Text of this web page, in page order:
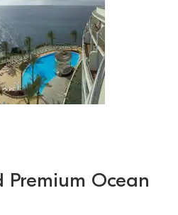
Premium Ocean